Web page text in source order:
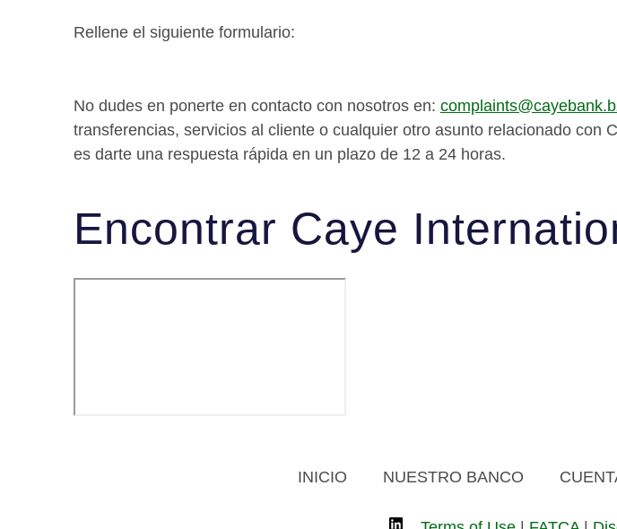
Rellene el siguiente formulario:
No dudes en ponerte en contacto con nosotros en:
transferencias, servicios al cliente o cualquier otro asunto relacionado con
es darte una respuesta rápida en un plazo de 12 a 24 horas.
Encontrar Caye
INICIO NUESTRO BANCO